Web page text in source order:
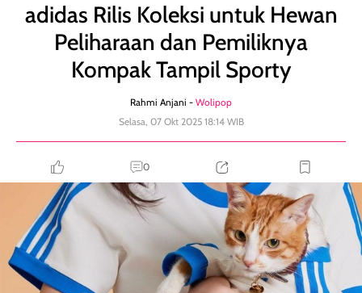
adidas Rilis Koleksi untuk Hewan
Peliharaan dan Pemiliknya
Kompak Tampil Sporty
Rahmi Anjani - Wolipop
Selasa, 07 Okt 2025 18:14 WIB
0